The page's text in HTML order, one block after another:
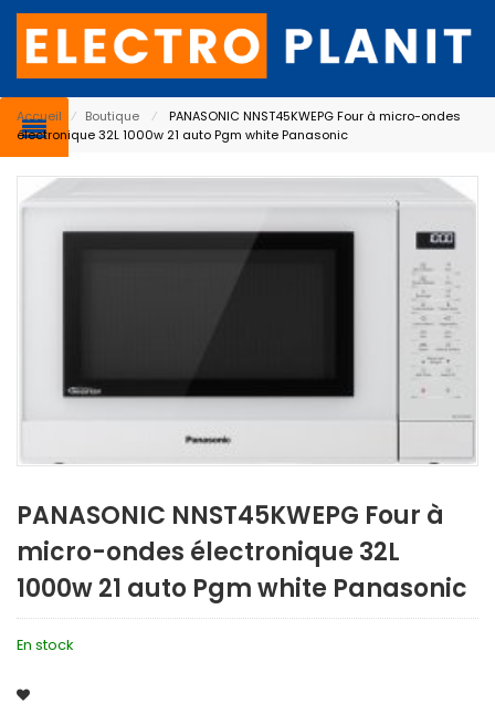
Accueil ⁄ Boutique ⁄
PANASONIC NNST45KWEPG Four à micro-ondes
électronique 32L 1000w 21 auto Pgm white Panasonic
PANASONIC NNST45KWEPG Four à
micro-ondes électronique 32L
1000w 21 auto Pgm white Panasonic
En stock